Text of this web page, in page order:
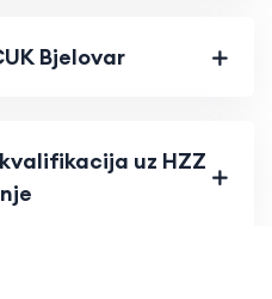
Bjelovar
uz HZZ